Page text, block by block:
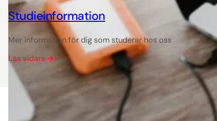
Studieinformation
Mer information för dig som studerar hos oss
Läs vidare